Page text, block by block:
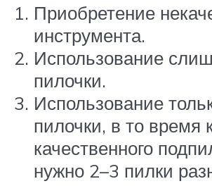
Приобретение
инструмента.
Использование
пилочки.
Использование
пилочки, в то время
качественного
нужно 2–3 пилки